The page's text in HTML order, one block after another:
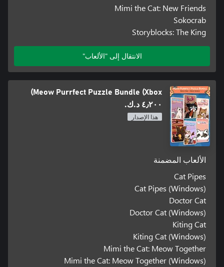
Mimi the Cat: New Friends
Sokocrab
Storyblocks: The King
الانتقال إلى "الألعاب"
Meow Purrfect Puzzle Bundle (Xbox)
٤٫٢٠٠ د.ك.‏
هذا الإصدار
الألعاب المضمنة
Cat Pipes
Cat Pipes (Windows)
Doctor Cat
Doctor Cat (Windows)
Kiting Cat
Kiting Cat (Windows)
Mimi the Cat: Meow Together
Mimi the Cat: Meow Together (Windows)